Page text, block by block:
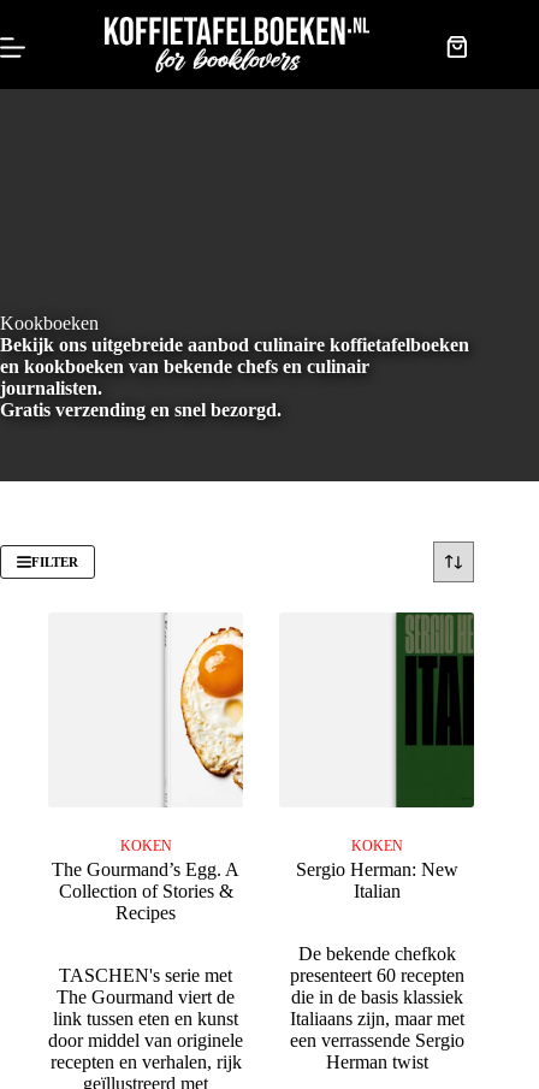
artikel
Kookboeken
Bekijk ons uitgebreide aanbod culinaire koffietafelboeken
en kookboeken van bekende chefs en culinair
journalisten.
Gratis verzending en snel bezorgd.
FILTER
KOKEN
The Gourmand’s Egg. A
Collection of Stories &
Recipes
TASCHEN's serie met
The Gourmand viert de
link tussen eten en kunst
door middel van originele
recepten en verhalen, rijk
geïllustreerd met
KOKEN
Sergio Herman: New
Italian
De bekende chefkok
presenteert 60 recepten
die in de basis klassiek
Italiaans zijn, maar met
een verrassende Sergio
Herman twist